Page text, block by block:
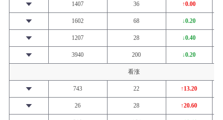
1407 36 ↑0.00
1602 68 ↓0.20
1207 28 ↓0.40
3940 200 ↓0.20
看涨
743 22 ↑13.20
26 28 ↑20.60